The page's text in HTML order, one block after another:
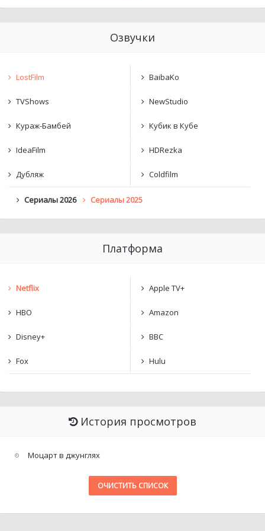
Озвучки
LostFilm BaibaKo
TVShows NewStudio
Кураж-Бамбей Кубик в Кубе
IdeaFilm HDRezka
Дубляж Coldfilm
Сериалы 2026 Сериалы 2025
Платформа
Netflix Apple TV+
HBO Amazon
Disney+ BBC
Fox Hulu
История просмотров
Моцарт в джунглях
ОЧИСТИТЬ СПИСОК